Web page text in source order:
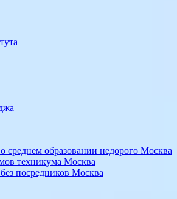
среднем образовании недорого Москва
техникума Москва
посредников Москва